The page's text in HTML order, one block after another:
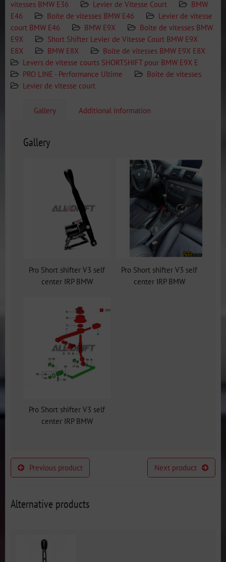
vitesses BMW E36 Levier de Vitesse Court
BMW
E46
Boîte de vitesses BMW E46
Levier de vitesse
court BMW E46
BMW E9X
Boîte de vitesses BMW
E9X
Short Shifter Levier de Vitesse Court BMW E9X
E8X
BMW E8X
Boîte de vitesses BMW E9X E8X
Levers de vitesse courts SHORTSHIFT pour BMW E9X E
PRO LINE - Performance Ultime
Boîte de vitesses
Levier de vitesse court
Gallery Additional information
Gallery
Pro Short shifter V3 self
center IRP BMW
Pro Short shifter V3 self
center IRP BMW
Pro Short shifter V3 self
center IRP BMW
Previous product Next product
Alternative products